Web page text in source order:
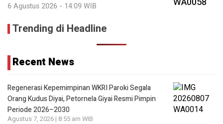
6 Agustus 2026 - 14:09 WIB
Trending di Headline
Recent News
Regenerasi Kepemimpinan WKRI Paroki Segala
Orang Kudus Diyai, Petornela Giyai Resmi Pimpin
Periode 2026–2030
Agustus 7, 2026 | 8:55 am WIB